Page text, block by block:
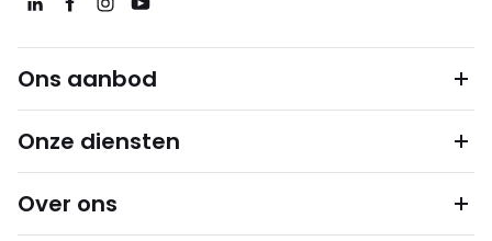
Ons aanbod
Onze diensten
Over ons